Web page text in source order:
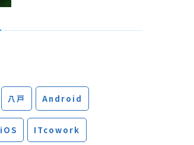
八戸 Android
iOS ITcowork